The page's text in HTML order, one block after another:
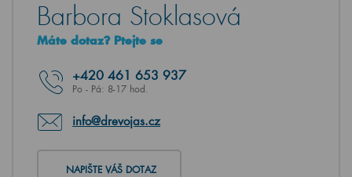
Barbora Stoklasová
Máte dotaz? Ptejte se
+420 461 653 937
Po - Pá: 8-17 hod.
info@drevojas.cz
NAPIŠTE VÁŠ DOTAZ